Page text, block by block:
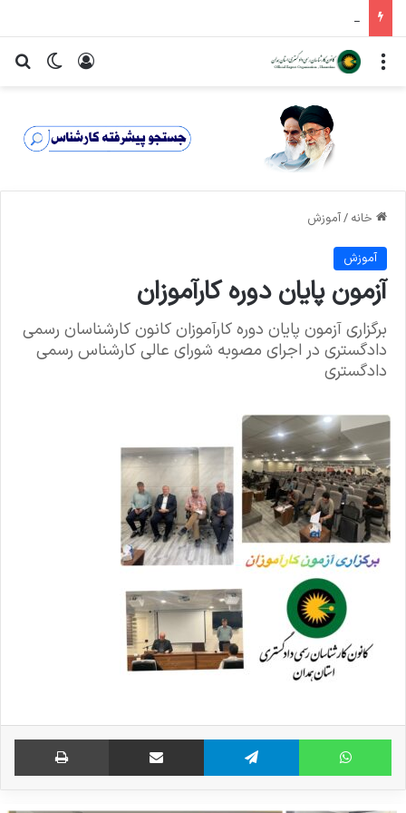
تغییر ورود منو
خانه /آموزش
آموزش
آزمون پایان دوره کارآموزان
برگزاری آزمون پایان دوره کارآموزان کانون کارشناسان رسمی
دادگستری در اجرای مصوبه شورای عالی کارشناس رسمی
دادگستری
واتس آپ تلگرام اشتراک گذاری از طریق ایمیل